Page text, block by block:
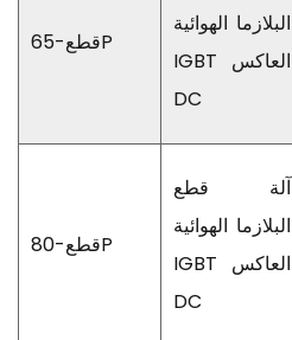
قطع-65P
البلازما الهوائية
IGBT العاكس
DC
قطع-80P
آلة قطع
البلازما الهوائية
IGBT العاكس
DC